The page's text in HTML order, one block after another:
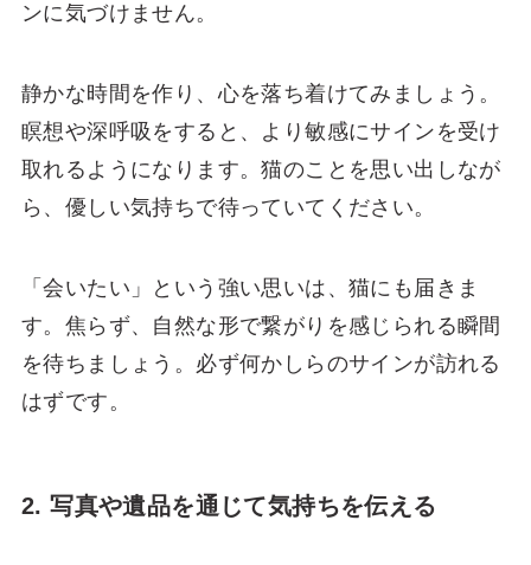
ンに気づけません。
静かな時間を作り、心を落ち着けてみましょう。
瞑想や深呼吸をすると、より敏感にサインを受け
取れるようになります。猫のことを思い出しなが
ら、優しい気持ちで待っていてください。
「会いたい」という強い思いは、猫にも届きま
す。焦らず、自然な形で繋がりを感じられる瞬間
を待ちましょう。必ず何かしらのサインが訪れる
はずです。
2. 写真や遺品を通じて気持ちを伝える